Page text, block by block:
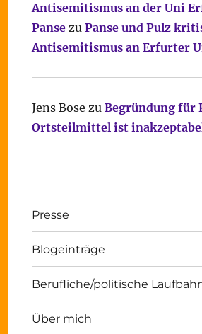
Antisemitismus an der Uni
Pansezu Panse und Pulz
Antisemitismus an Erfurter
Jens Bose zu Begründung für
Ortsteilmittel ist
Presse
Blogeinträge
Berufliche/politische
Über mich